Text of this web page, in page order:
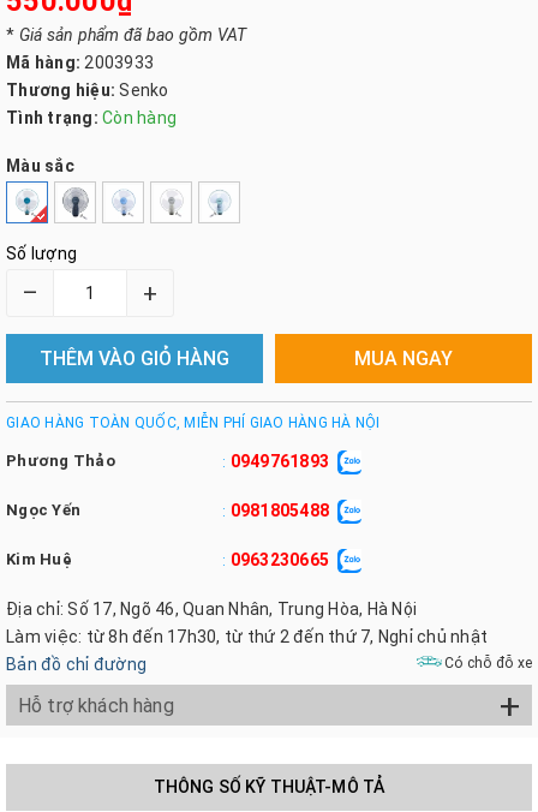
* Giá sản phẩm đã bao gồm VAT
Mã hàng: 2003933
Thương hiệu: Senko
Tình trạng: Còn hàng
Màu sắc
Số lượng
– +
THÊM VÀO GIỎ HÀNG MUA NGAY
GIAO HÀNG TOÀN QUỐC, MIỄN PHÍ GIAO HÀNG HÀ NỘI
Phương Thảo : 0949761893
Ngọc Yến : 0981805488
Kim Huệ : 0963230665
Địa chỉ: Số 17, Ngõ 46, Quan Nhân, Trung Hòa, Hà Nội
Làm việc: từ 8h đến 17h30, từ thứ 2 đến thứ 7, Nghỉ chủ nhật
Bản đồ chỉ đường
Có chỗ đỗ xe
Hỗ trợ khách hàng +
THÔNG SỐ KỸ THUẬT-MÔ TẢ